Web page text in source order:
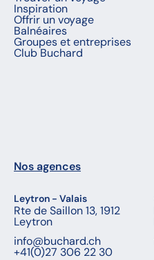
Inspiration
Offrir un voyage
Balnéaires
Groupes et entreprises
Club Buchard
Nos agences
Leytron - Valais
Rte de Saillon 13, 1912
Leytron
info@buchard.ch
+41(0)27 306 22 30